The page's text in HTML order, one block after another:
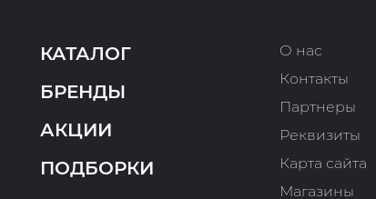
КАТАЛОГ
БРЕНДЫ
АКЦИИ
ПОДБОРКИ
О нас
Контакты
Партнеры
Реквизиты
Карта сайта
Магазины